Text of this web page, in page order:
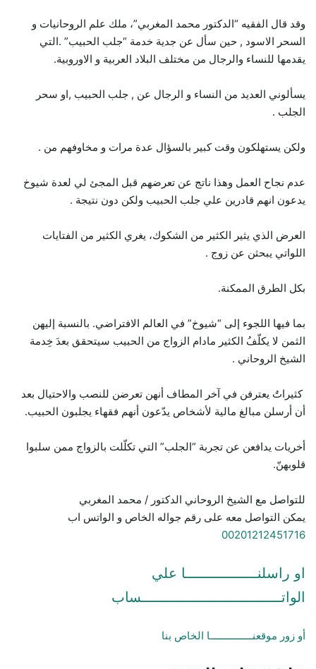
وقد قال الفقيه “الدكتور محمد المغربي”، ملك علم الروحانيات و
السحر الاسود , حين سأل عن جدية خدمة “جلب الحبيب” .التي
يقدمها للنساء والرجال من مختلف البلاد العربية و الاوروبية.
يسألوني العديد من النساء و الرجال عن , جلب الحبيب ,او سحر
الجلب .
ولكن يستهلكون وقت كبير بالسؤال عدة مرات و مخاوفهم من .
عدم نجاح العمل وهذا ناتج عن تعرضهم قبل المجئ لي لعدة شيوخ
يدعون انهم قادرين علي جلب الحبيب ولكن دون نتيجة .
العرض الذي يثير الكثير من الشكوك، يغري الكثير من الفتايات
اللواتي يبحثن عن زوج .
بكل الطرق الممكنة.
بما فيها اللجوء إلى “شيوخ” في العالم الافتراضي. بالنسبة إليهن
الثمن لا يكلّفُ الكثير مادام الزواج من الحبيب سيتحقق بعدَ خِدمة
الشيخ الروحاني .
كثيراتٌ يعترفن في آخر المطاف أنهن تعرضن للنصب والاحتيال بعد
أن أرسلن مبالغ مالية لأشخاص يدّعون أنهم فقهاء يجلبون الحبيب.
أخريات يدافعن عن تجربة “الجلب” التي تكلّلت بالزواج ممن سلبوا
قلوبهنّ.
للتواصل مع الشيخ الروحاني الدكتور / محمد المغربي
يمكن التواصل معه على رقم جواله الخاص و الواتس اب
00201212451716
او راسلنـــــــــــــــــا علي
الواتـــــــــــــــــــــــــــــــــساب
أو زور موقعنـــــــــــــــا الخاص بنا